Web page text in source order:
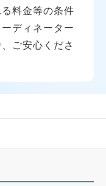
料金等の条件
ディネーター
ご安心くださ